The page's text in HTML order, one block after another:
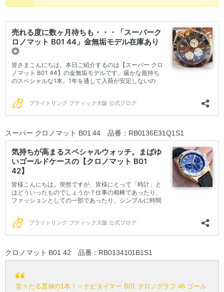
スーパー クロノマット B01 44 品番：RB0136E31Q1S1
クロノマット B01 42 品番：RB0134101B1S1
堂々たる貫禄の1本！～ナビタイマー B01 クロノグラフ 46 ゴール